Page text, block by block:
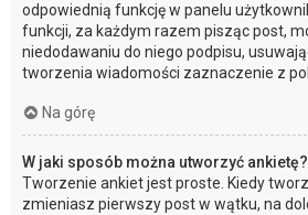
odpowiednią funkcję w panelu
funkcji, za każdym razem pisząc post,
niedodawaniu do niego podpisu,
tworzenia wiadomości zaznaczenie z
Na górę
W jaki sposób można utworzyć ankietę?
Tworzenie ankiet jest proste. Kiedy
zmieniasz pierwszy post w wątku, na